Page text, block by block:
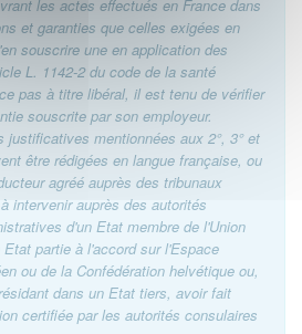
les actes effectués en France dans
et garanties que celles exigées en
souscrire une en application des
L. 1142-2 du code de la santé
pas à titre libéral, il est tenu de vérifier
souscrite par son employeur.
justificatives mentionnées aux 2°, 3° et
être rédigées en langue française, ou
agréé auprès des tribunaux
intervenir auprès des autorités
d'un Etat membre de l'Union
Etat partie à l'accord sur l'Espace
ou de la Confédération helvétique ou,
dans un Etat tiers, avoir fait
certifiée par les autorités consulaires